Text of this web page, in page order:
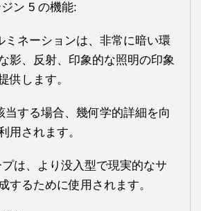
ン 5 の機能:
ミネーションは、非常に暗い環
影、反射、印象的な照明の印象
供します。
当する場合、幾何学的詳細を向
用されます。
は、より没入型で現実的なサ
するために使用されます。